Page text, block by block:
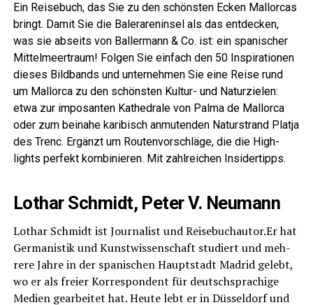
Ein Rei­se­buch, das Sie zu den schöns­ten Ecken Mal­lor­cas
bringt. Damit Sie die Balera­ren­in­sel als das ent­de­cken,
was sie abseits von Bal­ler­mann & Co. ist: ein spa­ni­scher
Mit­tel­meer­traum! Fol­gen Sie ein­fach den 50 Inspi­ra­tio­nen
die­ses Bild­bands und unter­neh­men Sie eine Rei­se rund
um Mal­lor­ca zu den schöns­ten Kul­tur- und Natur­zie­len:
etwa zur impo­san­ten Kathe­dra­le von Pal­ma de Mal­lor­ca
oder zum bei­na­he kari­bisch anmu­ten­den Natur­strand Plat­ja
des Trenc. Ergänzt um Rou­ten­vor­schlä­ge, die die High­
lights per­fekt kom­bi­nie­ren. Mit zahl­rei­chen Insidertipps.
Lothar Schmidt, Peter V. Neumann
Lothar Schmidt ist Jour­na­list und Reisebuchautor.Er hat
Ger­ma­nis­tik und Kunst­wis­sen­schaft stu­diert und meh­
re­re Jah­re in der spa­ni­schen Haupt­stadt Madrid gelebt,
wo er als frei­er Kor­re­spon­dent für deutsch­spra­chi­ge
Medi­en gear­bei­tet hat. Heu­te lebt er in Düs­sel­dorf und